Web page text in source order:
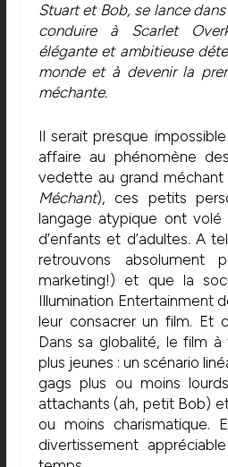
Stuart et Bob, se lance
conduire à Scarlet
élégante et ambitieuse
monde et à devenir la
méchante.
Il serait presque
affaire au phénomène
vedette au grand méchant
Méchant), ces petits
langage atypique ont
d’enfants et d’adultes. A
retrouvons absolument
marketing!) et que la
Illumination Entertainment
leur consacrer un film. Et
Dans sa globalité, le film
plus jeunes : un scénario
gags plus ou moins
attachants (ah, petit Bob)
ou moins charismatique.
divertissement